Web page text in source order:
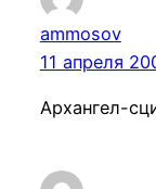
ammosov
11 апреля
Архангел-